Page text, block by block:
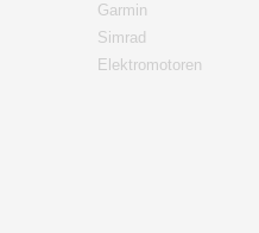
Garmin
Simrad
Elektromotoren